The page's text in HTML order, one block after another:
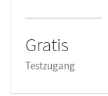
Gratis
Testzugang